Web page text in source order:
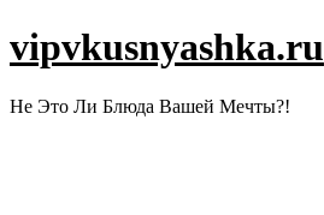
vipvkusnyashka.ru
Не Это Ли Блюда Вашей Мечты?!